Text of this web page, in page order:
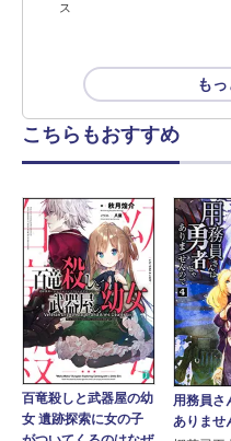
ス
も
こちらもおすすめ
百竜殺しと武器屋の幼
女 遺跡探索に女の子
用務員さ
ありま